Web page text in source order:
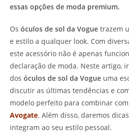
essas opções de moda premium.
Os óculos de sol da Vogue trazem
e estilo a qualquer look. Com
este acessório não é apenas
declaração de moda. Neste artigo,
dos óculos de sol da Vogue uma
discutir as últimas tendências e
modelo perfeito para combinar
Avogate. Além disso, daremos
integram ao seu estilo pessoal.